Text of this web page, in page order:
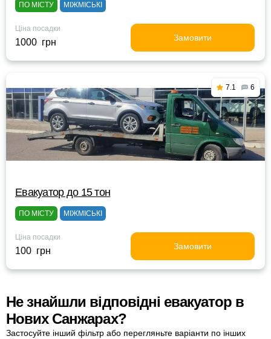
ПО МІСТУ МІЖМІСЬКІ
Ціна посадки
1000 грн Замовити
7.1 6
Евакуатор до 15 тон
ПО МІСТУ МІЖМІСЬКІ
Ціна посадки
100 грн Замовити
Не знайшли відповідні евакуатор в
Нових Санжарах?
Застосуйте інший фільтр або перегляньте варіанти по інших